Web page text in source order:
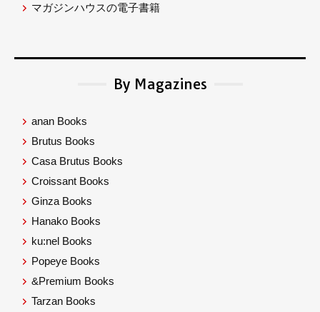
マガジンハウスの電子書籍
By Magazines
anan Books
Brutus Books
Casa Brutus Books
Croissant Books
Ginza Books
Hanako Books
ku:nel Books
Popeye Books
&Premium Books
Tarzan Books